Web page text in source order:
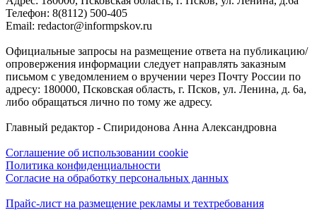
Телефон: 8(8112) 500-405
Email: redactor@informpskov.ru
Официальные запросы на размещение ответа на публикацию/
опровержения информации следует направлять заказным
письмом с уведомлением о вручении через Почту России по
адресу: 180000, Псковская область, г. Псков, ул. Ленина, д. 6а,
либо обращаться лично по тому же адресу.
Главный редактор - Спиридонова Анна Александровна
Соглашение об использовании cookie
Политика конфиденциальности
Согласие на обработку персональных данных
Прайс-лист на размещение рекламы и техтребования